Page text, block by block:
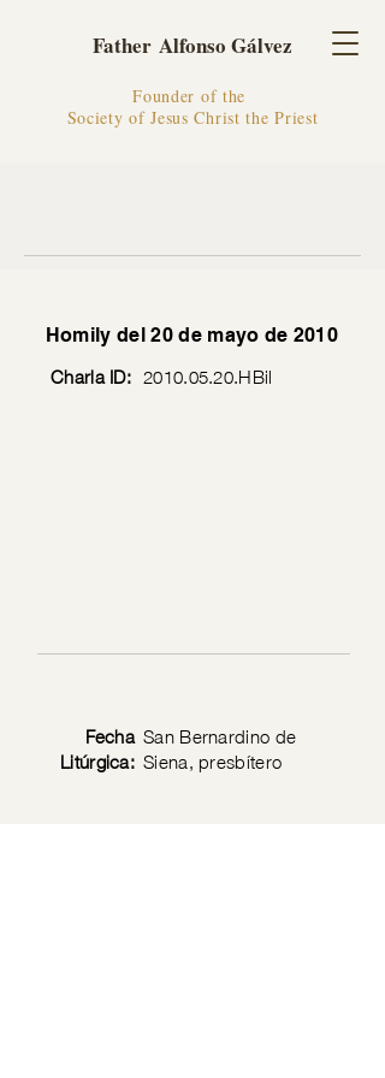
Father Alfonso Gálvez
Founder of the
Society of Jesus Christ the Priest
Homily del 20 de mayo de 2010
Charla ID: 2010.05.20.HBil
Fecha
Litúrgica:
San Bernardino de
Siena, presbítero